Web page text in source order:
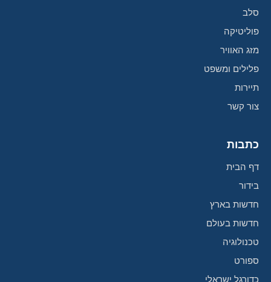
סלב
פוליטיקה
מזג האוויר
פלילים ומשפט
תיירות
צור קשר
כתבות
דף הבית
בידור
חדשות בארץ
חדשות בעולם
טכנולוגיה
ספורט
כדורגל ישראלי